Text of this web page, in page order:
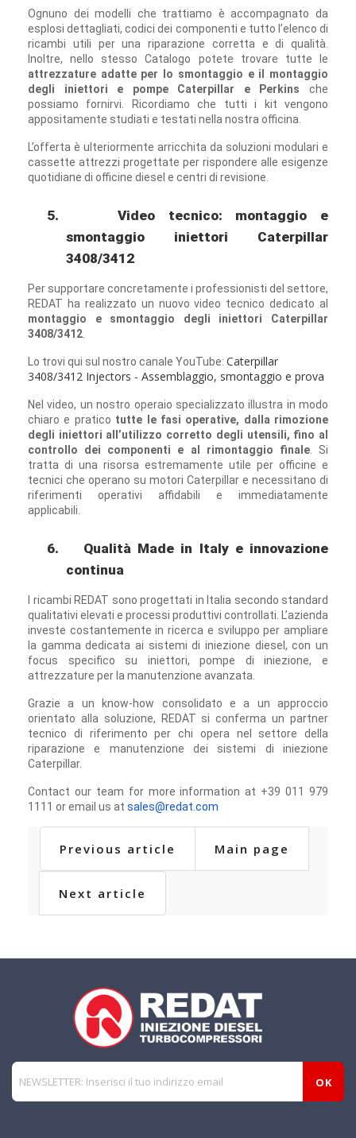
Ognuno dei modelli che trattiamo è accompagnato da
esplosi dettagliati, codici dei componenti e tutto l’elenco di
ricambi utili per una riparazione corretta e di qualità.
Inoltre, nello stesso Catalogo potete trovare tutte le
attrezzature adatte per lo smontaggio e il montaggio
degli iniettori e pompe Caterpillar e Perkins che
possiamo fornirvi. Ricordiamo che tutti i kit vengono
appositamente studiati e testati nella nostra officina.
L’offerta è ulteriormente arricchita da soluzioni modulari e
cassette attrezzi progettate per rispondere alle esigenze
quotidiane di officine diesel e centri di revisione.
5.
Video tecnico: montaggio e
smontaggio iniettori Caterpillar
3408/3412
Per supportare concretamente i professionisti del settore,
REDAT ha realizzato un nuovo video tecnico dedicato al
montaggio e smontaggio degli iniettori Caterpillar
3408/3412
Lo trovi qui sul nostro canale YouTube: Caterpillar
3408/3412 Injectors - Assemblaggio, smontaggio e prova
Nel video, un nostro operaio specializzato illustra in modo
chiaro e pratico tutte le fasi operative, dalla rimozione
degli iniettori all’utilizzo corretto degli utensili, fino al
controllo dei componenti e al rimontaggio finale. Si
tratta di una risorsa estremamente utile per officine e
tecnici che operano su motori Caterpillar e necessitano di
riferimenti operativi affidabili e immediatamente
applicabili.
6.
Qualità Made in Italy e innovazione
continua
I ricambi REDAT sono progettati in Italia secondo standard
qualitativi elevati e processi produttivi controllati. L’azienda
investe costantemente in ricerca e sviluppo per ampliare
la gamma dedicata ai sistemi di iniezione diesel, con un
focus specifico su iniettori, pompe di iniezione, e
attrezzature per la manutenzione avanzata.
Grazie a un know-how consolidato e a un approccio
orientato alla soluzione, REDAT si conferma un partner
tecnico di riferimento per chi opera nel settore della
riparazione e manutenzione dei sistemi di iniezione
Caterpillar.
Contact our team for more information at +39 011 979
1111 or email us at sales@redat.com
Previous article Main page
Next article